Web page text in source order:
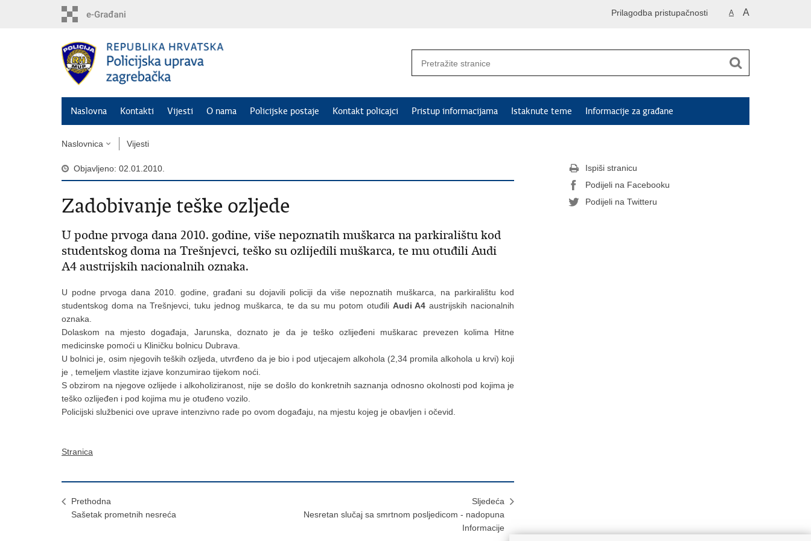
A A
Prilagodba pristupačnosti
Naslovna Kontakti Vijesti O nama Policijske postaje Kontakt policajci Pristup informacijama Istaknute teme Informacije za građane
Naslovnica Vijesti
Objavljeno: 02.01.2010.
Zadobivanje teške ozljede
U podne prvoga dana 2010. godine, više nepoznatih muškarca na parkiralištu kod
studentskog doma na Trešnjevci, teško su ozlijedili muškarca, te mu otuđili Audi
A4 austrijskih nacionalnih oznaka.
U podne prvoga dana 2010. godine, građani su dojavili policiji da više nepoznatih muškarca, na parkiralištu kod
studentskog doma na Trešnjevci, tuku jednog muškarca, te da su mu potom otuđili Audi A4austrijskih nacionalnih
oznaka.
Dolaskom na mjesto događaja, Jarunska, doznato je da je teško ozlijeđeni muškarac prevezen kolima Hitne
medicinske pomoći u Kliničku bolnicu Dubrava.
U bolnici je, osim njegovih teških ozljeda, utvrđeno da je bio i pod utjecajem alkohola (2,34 promila alkohola u krvi) koji
je , temeljem vlastite izjave konzumirao tijekom noći.
S obzirom na njegove ozlijede i alkoholiziranost, nije se došlo do konkretnih saznanja odnosno okolnosti pod kojima je
teško ozlijeđen i pod kojima mu je otuđeno vozilo.
Policijski službenici ove uprave intenzivno rade po ovom događaju, na mjestu kojeg je obavljen i očevid.
Stranica
Prethodna
Sašetak prometnih nesreća
Sljedeća
Nesretan slučaj sa smrtnom posljedicom - nadopuna
Informacije
Ispiši stranicu
Podijeli na Facebooku
Podijeli na Twitteru